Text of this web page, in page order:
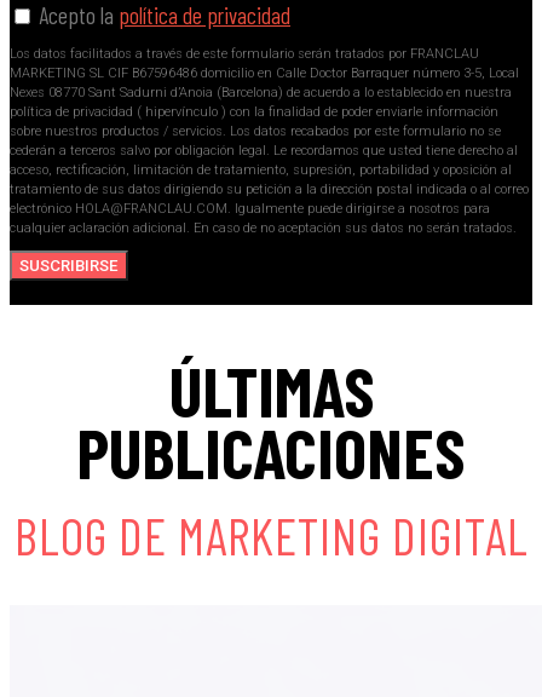
Acepto la política de privacidad
Los datos facilitados a través de este formulario serán tratados por FRANCLAU
MARKETING SL CIF B67596486 domicilio en Calle Doctor Barraquer número 3-5, Local
Nexes 08770 Sant Sadurni d’Anoia (Barcelona) de acuerdo a lo establecido en nuestra
política de privacidad ( hipervínculo ) con la finalidad de poder enviarle información
sobre nuestros productos / servicios. Los datos recabados por este formulario no se
cederán a terceros salvo por obligación legal. Le recordamos que usted tiene derecho al
acceso, rectificación, limitación de tratamiento, supresión, portabilidad y oposición al
tratamiento de sus datos dirigiendo su petición a la dirección postal indicada o al correo
electrónico HOLA@FRANCLAU.COM. Igualmente puede dirigirse a nosotros para
cualquier aclaración adicional. En caso de no aceptación sus datos no serán tratados.
SUSCRIBIRSE
ÚLTIMAS
PUBLICACIONES
BLOG DE MARKETING DIGITAL